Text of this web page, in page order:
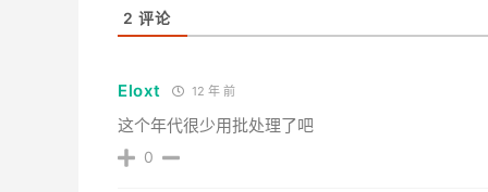
2 评论
Eloxt 12 年 前
这个年代很少用批处理了吧
0